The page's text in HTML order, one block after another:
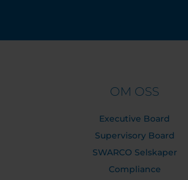
OM OSS
Executive Board
Supervisory Board
SWARCO Selskaper
Compliance